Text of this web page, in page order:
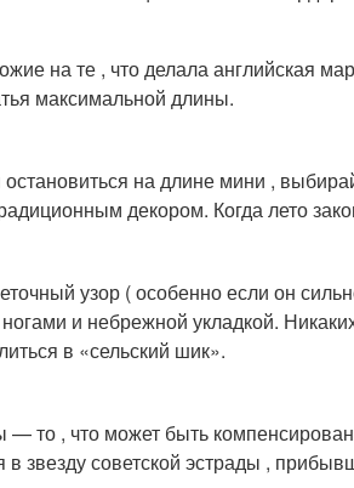
на те , что делала английская
максимальной длины.
остановиться на длине мини ,
декором. Когда лето
узор ( особенно если он
и небрежной укладкой.
в «сельский шик».
— то , что может быть
в звезду советской эстрады ,